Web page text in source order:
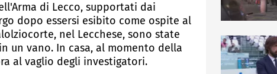
di Lecco, supportati dai
dopo essersi esibito come ospite al
nel Lecchese, sono state
un vano. In casa, al momento della
al vaglio degli investigatori.